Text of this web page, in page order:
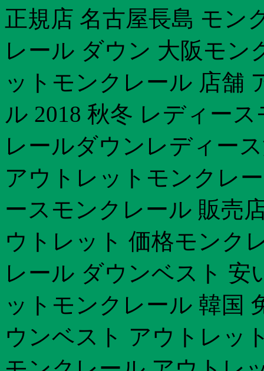
正規店 名古屋長島 モン
レール ダウン 大阪モン
ットモンクレール 店舗
ル 2018 秋冬 レディー
レールダウンレディー
アウトレットモンクレ
ースモンクレール 販売
ウトレット 価格モンク
レール ダウンベスト 安
ットモンクレール 韓国
ウンベスト アウトレッ